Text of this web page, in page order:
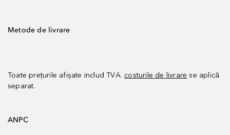
Metode de livrare
Toate prețurile afișate includ TVA. costurile de livrare se aplică
separat.
ANPC